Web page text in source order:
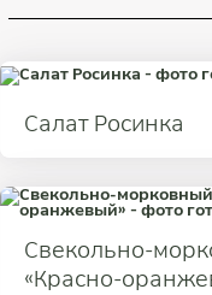
Салат Росинка
Свекольно-
«Красно-